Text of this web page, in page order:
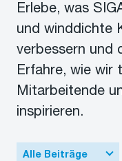
Jobs
Blog
zum Webshop
Erlebe, was
und winddichte
verbessern und
Erfahre, wie wir
Mitarbeitende
inspirieren.
Alle Beiträge